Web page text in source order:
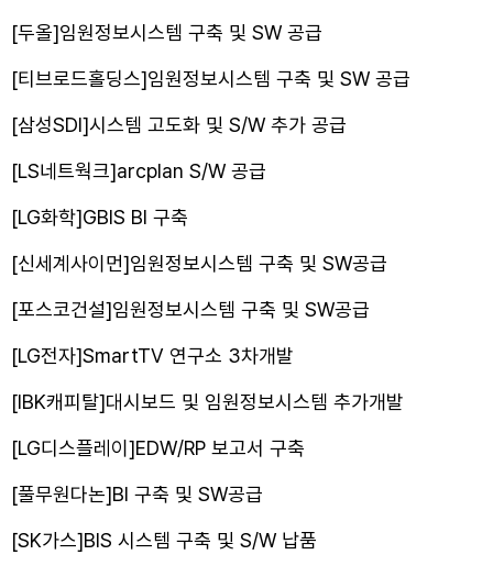
[두올]임원정보시스템 구축 및 SW 공급
[티브로드홀딩스]임원정보시스템 구축 및 SW 공급
[삼성SDI]시스템 고도화 및 S/W 추가 공급
[LS네트웍크]arcplan S/W 공급
[LG화학]GBIS BI 구축
[신세계사이먼]임원정보시스템 구축 및 SW공급
[포스코건설]임원정보시스템 구축 및 SW공급
[LG전자]SmartTV 연구소 3차개발
[IBK캐피탈]대시보드 및 임원정보시스템 추가개발
[LG디스플레이]EDW/RP 보고서 구축
[풀무원다논]BI 구축 및 SW공급
[SK가스]BIS 시스템 구축 및 S/W 납품